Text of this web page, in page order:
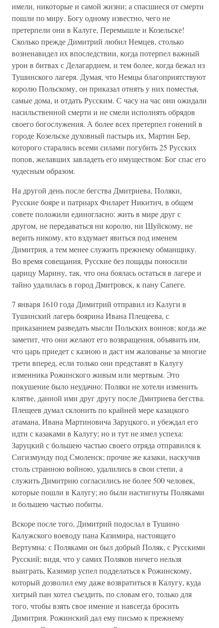
имели, никоторые и самой жизни; а спасшиеся от смерти
пошли по миру. Богу одному известно, чего не
претерпели они в Калуге, Перемышле и Козельске!
Сколько прежде Димитрий любил Немцев, столько
возненавидел их впоследствии, когда потерпел важный
урон в битвах с Делагардием, и тем более, когда бежал из
Тушинского лагеря. Думая, что Немцы благоприятствуют
королю Польскому, он приказал отнять у них поместья,
самые дома, и отдать Русским. С часу на час они ожидали
насильственной смерти и не смели исполнять обрядов
своего богослужения. А более всех претерпел гонений в
городе Козельске духовный пастырь их, Мартин Бер,
которого старались всеми силами погубить 25 Русских
попов, желавших завладеть его имуществом: Бог спас его
чудесным образом.
На другой день после бегства Дмитриева, Поляки,
Русские бояре и патриарх Филарет Никитич, в общем
совете положили единогласно: жить в мире друг с
другом, не передаваться ни королю, ни Шуйскому, не
верить никому, кто вздумает явиться под именем
Димитрия, а тем менее служить прежнему обманщику.
Во время совещания, Русские без пощады поносили
царицу Марину, так, что она боялась остаться в лагере и
тайно удалилась в город Дмитровск, к пану Сапеге.
7 января 1610 года Димитрий отправил из Калуги в
Тушинский лагерь боярина Ивана Плещеева, с
приказанием разведать мысли Польских воинов; когда же
заметит, что они желают его возвращения, объявить им,
что царь приедет с казною и даст им жалованье за многие
трети вперед, если только они представят в Калугу
изменника Рожинского живым или мертвым. Это
покушение было неудачно: Поляки не хотели изменить
клятве, данной ими друг другу после Дмитриева бегства.
Плещеев думал склонить по крайней мере казацкого
атамана, Ивана Мартиновича Заруцкого, и убеждал его
идти с казаками в Калугу; но и тут не имел успеха:
Заруцкий с большею частью своего отряда отправился к
Сигизмунду под Смоленск; прочие же казаки, наскучив
столь странною войною, удалились в свои степи, а
служить Димитрию согласились не более 500 человек,
которые пошли в Калугу; но были настигнуты Поляками
и большею частью побиты.
Вскоре после того, Димитрий подослал в Тушино
Калужского воеводу пана Казимира, настоящего
Вертумна: с Поляками он был добрый Поляк, с Русскими
Русский; видя, что у самих Поляков ничего нельзя
выиграть, Казимир успел подделаться к Рожинскому,
который дозволил ему даже возвратиться в Калугу, куда
хитрый пан хотел съездить, по словам его, только для
того, чтобы взять свое имение и навсегда бросить
Димитрия. Рожинский дал ему письмо к прежнему